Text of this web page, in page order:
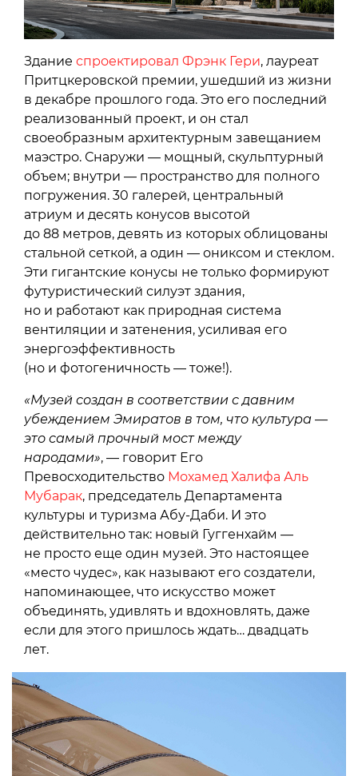
Здание спроектировал Фрэнк Гери, лауреат
Притцкеровской премии, ушедший из жизни
в декабре прошлого года. Это его последний
реализованный проект, и он стал
своеобразным архитектурным завещанием
маэстро. Снаружи — мощный, скульптурный
объем; внутри — пространство для полного
погружения. 30 галерей, центральный
атриум и десять конусов высотой
до 88 метров, девять из которых облицованы
стальной сеткой, а один — ониксом и стеклом.
Эти гигантские конусы не только формируют
футуристический силуэт здания,
но и работают как природная система
вентиляции и затенения, усиливая его
энергоэффективность
(но и фотогеничность — тоже!).
«Музей создан в соответствии с давним
убеждением Эмиратов в том, что культура —
это самый прочный мост между
народами», — говорит Его
Превосходительство Мохамед Халифа Аль
Мубарак, председатель Департамента
культуры и туризма Абу-Даби. И это
действительно так: новый Гуггенхайм —
не просто еще один музей. Это настоящее
«место чудес», как называют его создатели,
напоминающее, что искусство может
объединять, удивлять и вдохновлять, даже
если для этого пришлось ждать… двадцать
лет.